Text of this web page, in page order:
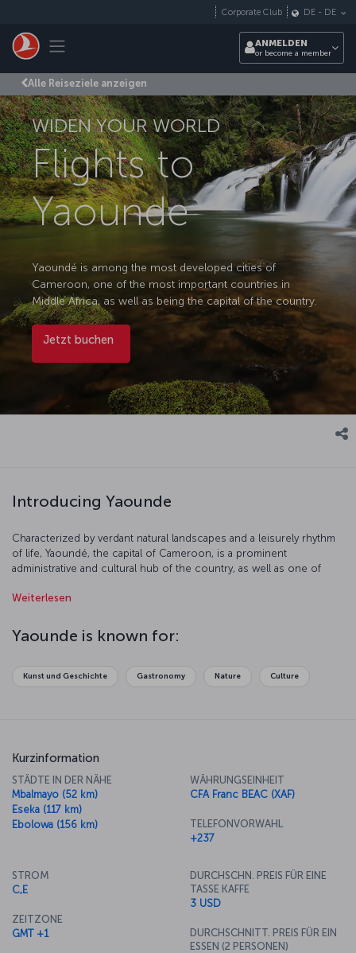
Toggle navigation
Corporate Club DE - DE
ANMELDEN
or become a member
Alle Reiseziele anzeigen
WIDEN YOUR WORLD
Flights to
Yaounde
Yaoundé is among the most developed cities of
Cameroon, one of the most important countries in
Middle Africa, as well as being the capital of the country.
Jetzt buchen
Introducing Yaounde
Characterized by verdant natural landscapes and a leisurely rhythm
of life, Yaoundé, the capital of Cameroon, is a prominent
administrative and cultural hub of the country, as well as one of
rainforests, the city often described by various sources as “built on
botanical gardens, and panoramic viewpoints. In addition, visitors
will find a vibrant culinary and artistic scene, along with museums,
natural surroundings and an inviting atmosphere for exploration,
Weiterlesen
Yaounde is known for:
Kunst und Geschichte Gastronomy Nature Culture
Kurzinformation
STÄDTE IN DER NÄHE
Mbalmayo (52 km)
Eseka (117 km)
Ebolowa (156 km)
WÄHRUNGSEINHEIT
CFA Franc BEAC (XAF)
TELEFONVORWAHL
+237
STROM
C,E
ZEITZONE
GMT +1
DURCHSCHN. PREIS FÜR EINE
TASSE KAFFE
3 USD
DURCHSCHNITT. PREIS FÜR EIN
ESSEN (2 PERSONEN)